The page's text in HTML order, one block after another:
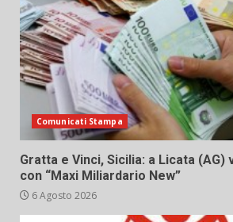
Comunicati Stampa
Gratta e Vinci, Sicilia: a Licata (AG)
con “Maxi Miliardario New”
6 Agosto 2026